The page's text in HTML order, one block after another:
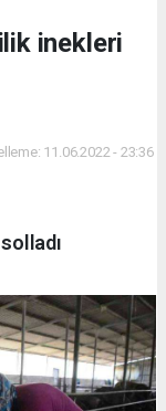
inekleri
11.06.2022 - 23:36